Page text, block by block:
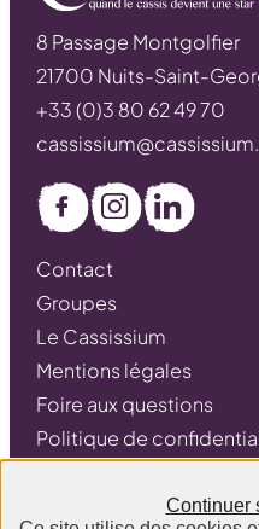
8 Passage Montgolfier
21700 Nuits-Saint-
+33 (0)3 80 62 49 70
FacebookInstagramLinkedIn
Contact
Groupes
Le Cassissium
Mentions légales
Foire aux questions
Politique de
Continuer